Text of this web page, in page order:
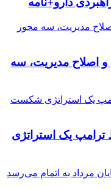
و اصلاح مدیریت، سه
ترامپ یک استراتژی